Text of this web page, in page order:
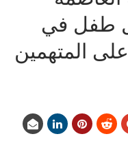
طفل في
المتهمين